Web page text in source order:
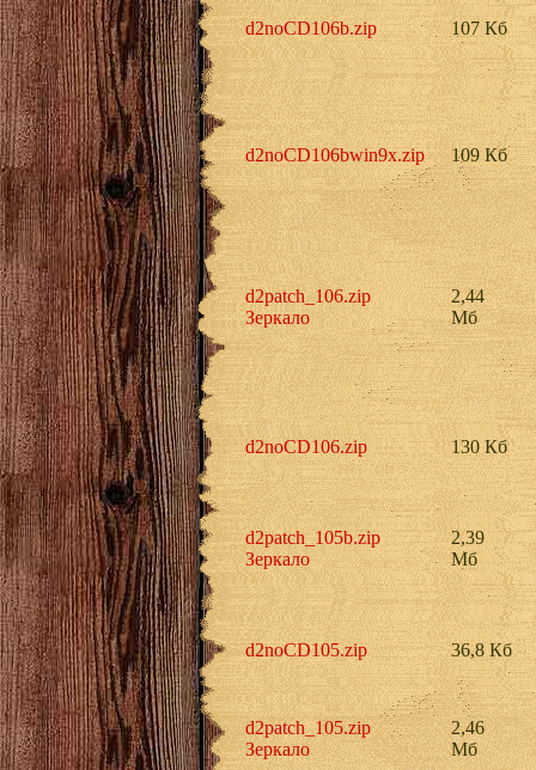
d2noCD106b.zip 107 Кб
d2noCD106bwin9x.zip 109 Кб
d2patch_106.zip
Зеркало
2,44
Мб
d2noCD106.zip 130 Кб
d2patch_105b.zip
Зеркало
2,39
Мб
d2noCD105.zip 36,8 Кб
d2patch_105.zip
Зеркало
2,46
Мб